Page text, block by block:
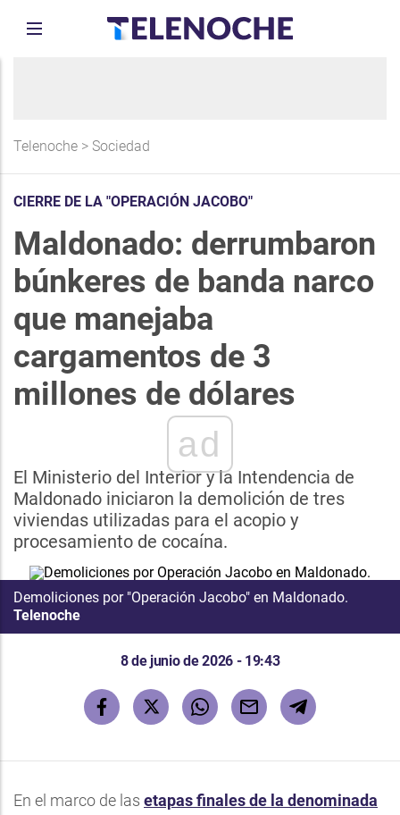
Telenoche > Sociedad
CIERRE DE LA "OPERACIÓN JACOBO"
Maldonado: derrumbaron
búnkeres de banda narco
que manejaba
cargamentos de 3
millones de dólares
ad
El Ministerio del Interior y la Intendencia de
Maldonado iniciaron la demolición de tres
viviendas utilizadas para el acopio y
procesamiento de cocaína.
Demoliciones por "Operación Jacobo" en Maldonado.
Telenoche
8 de junio de 2026 - 19:43
En el marco de las etapas finales de la denominada